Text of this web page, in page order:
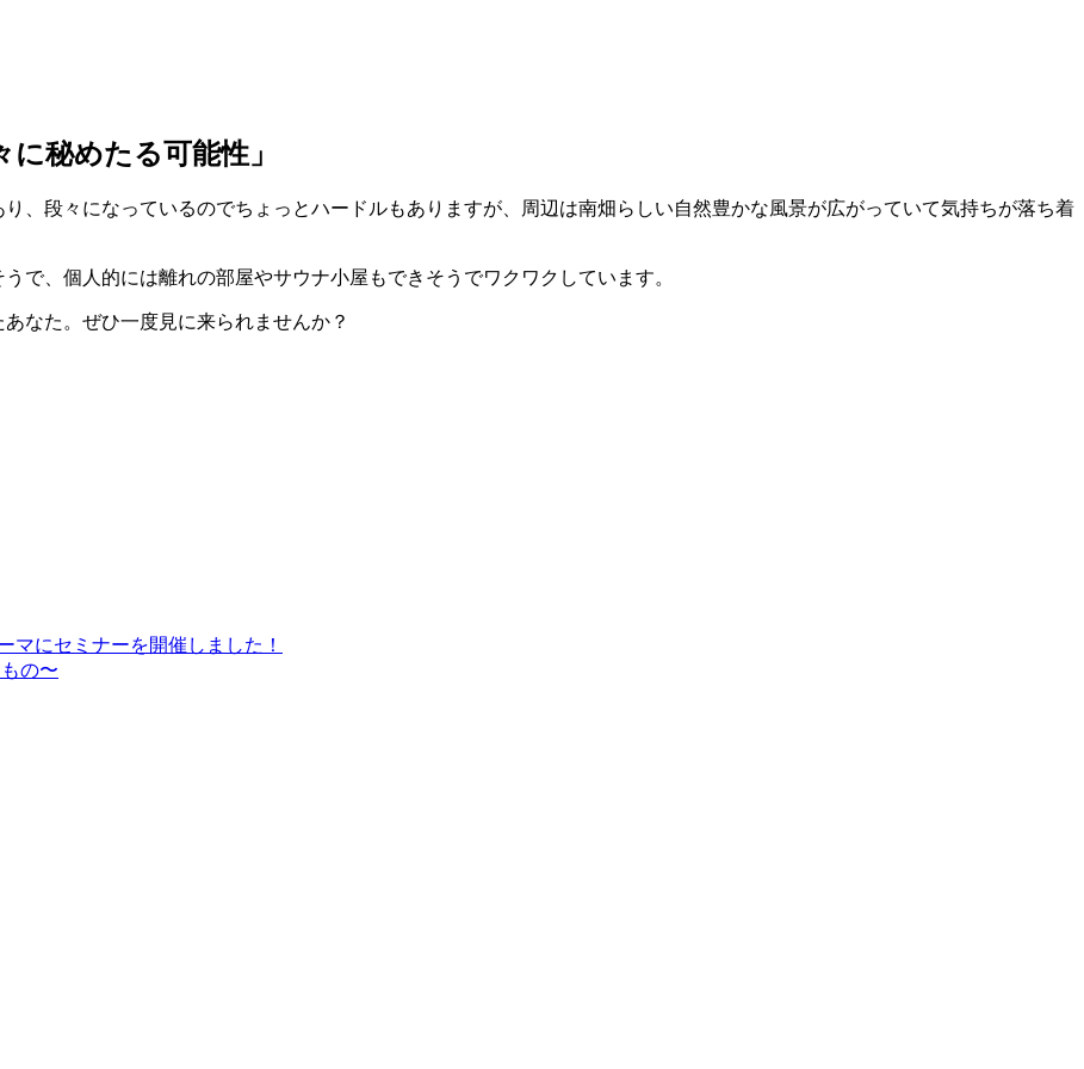
秘めたる可能性」
、段々になっているのでちょっとハードルもありますが、周辺は南畑らしい自然豊かな風景が広がっていて気持ちが落ち着
で、個人的には離れの部屋やサウナ小屋もできそうでワクワクしています。
なた。ぜひ一度見に来られませんか？
マにセミナーを開催しました！
の〜